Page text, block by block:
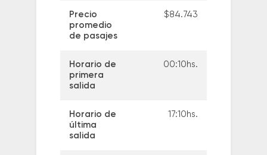
Precio
promedio
de pasajes
$84.743
Horario de
primera
salida
00:10hs.
Horario de
última
salida
17:10hs.